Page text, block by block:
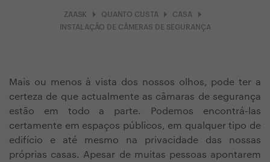
ZAASK arrow_right QUANTO CUSTAarrow_right CASAarrow_right
INSTALAÇÃO DE CÂMERAS DE SEGURANÇA
Mais ou menos à vista dos nossos olhos, pode ter a
certeza de que actualmente as câmaras de segurança
estão em todo a parte. Podemos encontrá-las
certamente em espaços públicos, em qualquer tipo de
edifício e até mesmo na privacidade das nossas
próprias casas. Apesar de muitas pessoas apontarem